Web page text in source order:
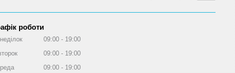
роботи
09:00
19:00
09:00
19:00
09:00 19:00